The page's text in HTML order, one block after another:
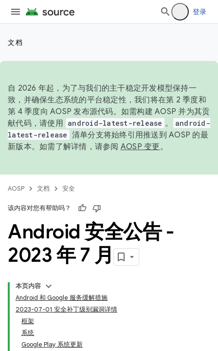
登录
文档
自 2026 年起，为了与我们的主干稳定开发模型保持一
致，并确保生态系统的平台稳定性，我们将在第 2 季度和
第 4 季度向 AOSP 发布源代码。如需构建 AOSP 并为其贡
献代码，请使用 android-latest-release 。
android-
latest-release 清单分支将始终引用推送到 AOSP 的最
新版本。如需了解详情，请参阅 AOSP 变更。
AOSP 文档 安全
该内容对您有帮助吗？
Android 安全公告 -
2023 年 7 月
本页内容
Android 和 Google 服务缓解措施
2023-07-01 安全补丁级别漏洞详情
框架
系统
Google Play 系统更新